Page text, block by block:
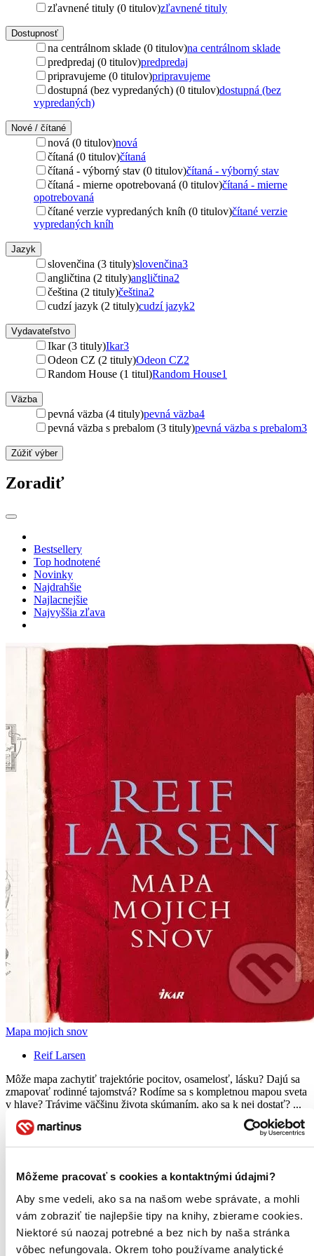
Môžeme pracovať s cookies a kontaktnými údajmi?
Aby sme vedeli, ako sa na našom webe správate, a mohli
vám zobraziť tie najlepšie tipy na knihy, zbierame cookies.
Niektoré sú naozaj potrebné a bez nich by naša stránka
vôbec nefungovala. Okrem toho používame analytické
zľavnené tituly (0 titulov)zľavnené tituly
Dostupnosť
na centrálnom sklade (0 titulov)na centrálnom sklade
predpredaj (0 titulov)predpredaj
pripravujeme (0 titulov)pripravujeme
dostupná (bez vypredaných) (0 titulov)dostupná (bez
vypredaných)
Nové / čítané
nová (0 titulov)nová
čítaná (0 titulov)čítaná
čítaná - výborný stav (0 titulov)čítaná - výborný stav
čítaná - mierne opotrebovaná (0 titulov)čítaná - mierne
opotrebovaná
čítané verzie vypredaných kníh (0 titulov)čítané verzie
vypredaných kníh
Jazyk
slovenčina (3 tituly)slovenčina3
angličtina (2 tituly)angličtina2
čeština (2 tituly)čeština2
cudzí jazyk (2 tituly)cudzí jazyk2
Vydavateľstvo
Ikar (3 tituly)Ikar3
Odeon CZ (2 tituly)Odeon CZ2
Random House (1 titul)Random House1
Väzba
pevná väzba (4 tituly)pevná väzba4
pevná väzba s prebalom (3 tituly)pevná väzba s prebalom3
Zúžiť výber
Zoradiť
Bestsellery
Top hodnotené
Novinky
Najdrahšie
Najlacnejšie
Najvyššia zľava
Mapa mojich snov
Reif Larsen
Môže mapa zachytiť trajektórie pocitov, osamelosť, lásku? Dajú sa
zmapovať rodinné tajomstvá? Rodíme sa s kompletnou mapou sveta
v hlave? Trávime väčšinu života skúmaním, ako sa k nej dostať? ...
Čítaná
čítal, môže jej chýbať prebal, nie je však poškodená tak, aby
označili nálepkou, ktorá môže na niektorých obaloch
zanechať stopy.
1,60 €